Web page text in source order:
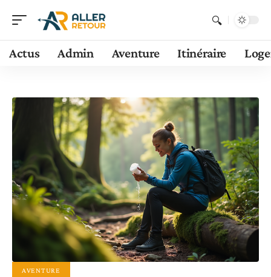
Actus Admin Aventure Itinéraire
AVENTURE